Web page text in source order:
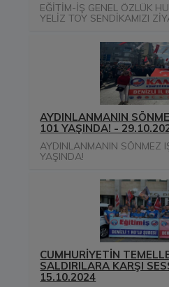
EĞİTİM-İŞ GENEL ÖZLÜK
YELİZ TOY SENDİKAMIZI
AYDINLANMANIN
101 YAŞINDA! -
AYDINLANMANIN SÖNMEZ
YAŞINDA!
CUMHURİYETİN
SALDIRILARA KARŞI
15.10.2024